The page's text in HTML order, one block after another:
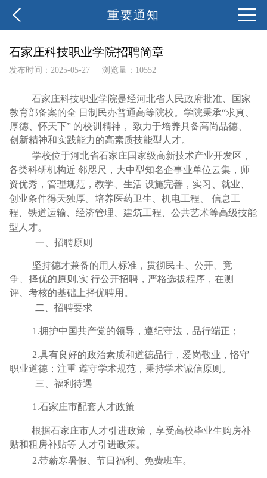
重要通知
石家庄科技职业学院招聘简章
发布时间：2025-05-27 浏览量：10552
石家庄科技职业学院是经河北省人民政府批准、国家
教育部备案的全 日制民办普通高等院校。学院秉承“求真、
厚德、怀天下” 的校训精神，
致力于培养具备高尚品德、
创新精神和实践能力的高素质技能型人才。
学校位于河北省石家庄国家级高新技术产业开发区，
各类科研机构近 邻咫尺，大中型知名企事业单位云集，师
资优秀，管理规范，教学、生活 设施完善，实习、就业、
创业条件得天独厚。培养医药卫生、机电工程、
信息工
程、铁道运输、经济管理、建筑工程、公共艺术等高级技能
型人才。
一、招聘原则
坚持德才兼备的用人标准，贯彻民主、公开、竞
争、择优的原则 ,实 行公开招聘，严格选拔程序，在测
评、考核的基础上择优聘用。
二、招聘要求
1.拥护中国共产党的领导，遵纪守法，品行端正；
2.具有良好的政治素质和道德品行，爱岗敬业，恪守
职业道德；注重 遵守学术规范，秉持学术诚信原则。
三、福利待遇
1.石家庄市配套人才政策
根据石家庄市人才引进政策，享受高校毕业生购房补
贴和租房补贴等 人才引进政策。
2.带薪寒暑假、节日福利、免费班车。